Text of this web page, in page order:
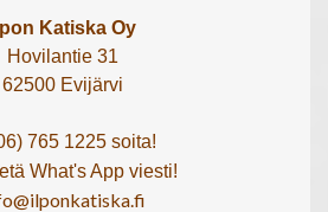
Ilpon Katiska Oy
Hovilantie 31
62500 Evijärvi
765 1225 soita!
What's App viesti!